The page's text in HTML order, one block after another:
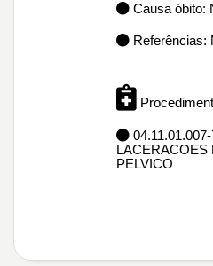
Causa óbito:
Referências:
LACERACOES
PELVICO